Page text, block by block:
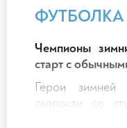
ФУТБОЛКА
Чемпионы
старт с
Герои зимней
скорости со